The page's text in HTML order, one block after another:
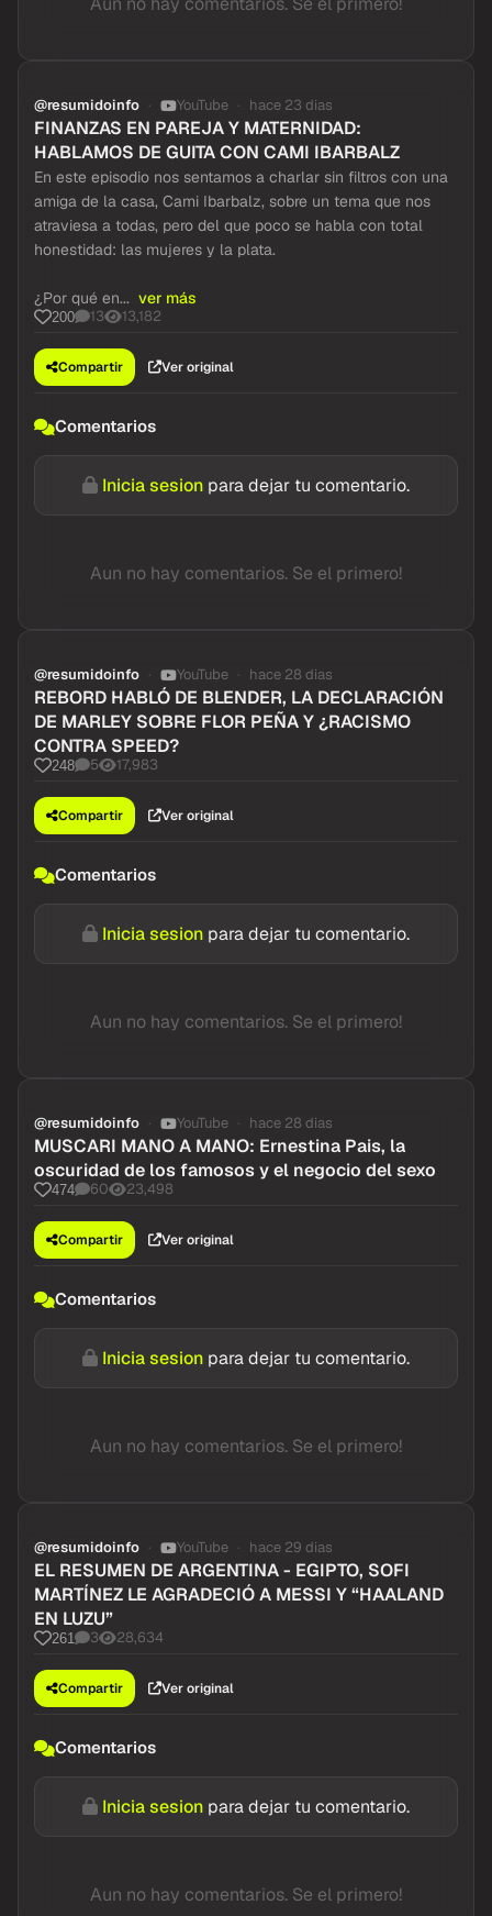
@resumidoinfo YouTube hace 23 dias
FINANZAS EN PAREJA Y MATERNIDAD:
HABLAMOS DE GUITA CON CAMI IBARBALZ
En este episodio nos sentamos a charlar sin filtros con una
amiga de la casa, Cami Ibarbalz, sobre un tema que nos
atraviesa a todas, pero del que poco se habla con total
honestidad: las mujeres y la plata.
¿Por qué en... ver más
200 13 13,182
Compartir Ver original
Comentarios
Inicia sesion para dejar tu comentario.
Aun no hay comentarios. Se el primero!
@resumidoinfo YouTube hace 28 dias
REBORD HABLÓ DE BLENDER, LA DECLARACIÓN
DE MARLEY SOBRE FLOR PEÑA Y ¿RACISMO
CONTRA SPEED?
248 5 17,983
Compartir Ver original
Comentarios
Inicia sesion para dejar tu comentario.
Aun no hay comentarios. Se el primero!
@resumidoinfo YouTube hace 28 dias
MUSCARI MANO A MANO: Ernestina Pais, la
oscuridad de los famosos y el negocio del sexo
474 60 23,498
Compartir Ver original
Comentarios
Inicia sesion para dejar tu comentario.
Aun no hay comentarios. Se el primero!
@resumidoinfo YouTube hace 29 dias
EL RESUMEN DE ARGENTINA - EGIPTO, SOFI
MARTÍNEZ LE AGRADECIÓ A MESSI Y “HAALAND
EN LUZU”
261 3 28,634
Compartir Ver original
Comentarios
Inicia sesion para dejar tu comentario.
Aun no hay comentarios. Se el primero!